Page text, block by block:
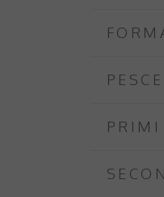
PESCE
PRIMI